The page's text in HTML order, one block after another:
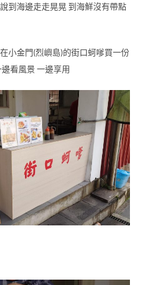
到海邊走走晃晃 到海鮮沒有帶點
小金門(烈嶼島)的街口蚵嗲買一份
看風景 一邊享用